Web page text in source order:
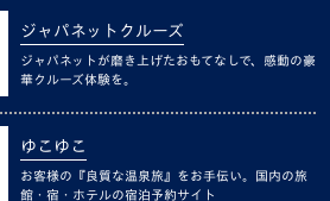
ジャパネットクルーズ
ジャパネットが磨き上げたおもてなしで、感動の豪
華クルーズ体験を。
ゆこゆこ
お客様の『良質な温泉旅』をお手伝い。国内の旅
館・宿・ホテルの宿泊予約サイト